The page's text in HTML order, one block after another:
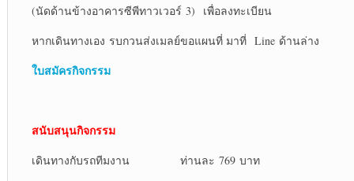
(นัดด้านข้างอาคารซีพีทาวเวอร์ 3) เพื่อลงทะเบียน
หากเดินทางเอง รบกวนส่งเมลย์ขอแผนที่ มาที่ Line ด้านล่าง
ใบสมัครกิจกรรม
สนับสนุนกิจกรรม
เดินทางกับรถทีมงาน ท่านละ 769 บาท